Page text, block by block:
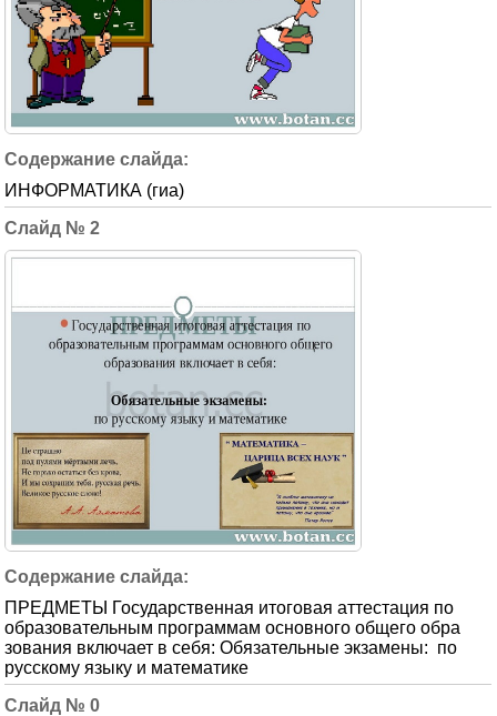
ИНФОРМАТИКА (гиа)
2
ПРЕДМЕТЫ Государственная итоговая аттестация по
образовательным программам основного общего обра
зования включает в себя: Обязательные экзамены: по
русскому языку и математике
0